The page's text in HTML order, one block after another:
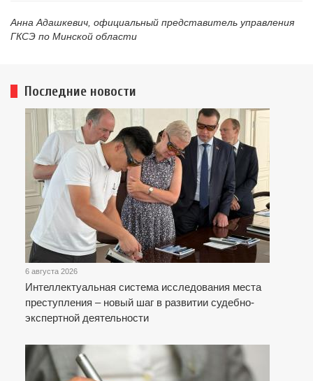
Анна Адашкевич, официальный представитель управления
ГКСЭ по Минской области
Последние новости
6 августа 2026
Интеллектуальная система исследования места
преступления – новый шаг в развитии судебно-
экспертной деятельности